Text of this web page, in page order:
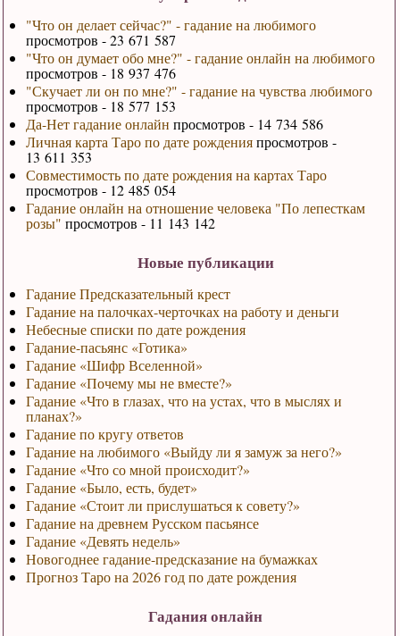
"Что он делает сейчас?" - гадание на любимого
просмотров - 23 671 587
"Что он думает обо мне?" - гадание онлайн на любимого
просмотров - 18 937 476
"Скучает ли он по мне?" - гадание на чувства любимого
просмотров - 18 577 153
Да-Нет гадание онлайн просмотров - 14 734 586
Личная карта Таро по дате рожденияпросмотров -
13 611 353
Совместимость по дате рождения на картах Таро
просмотров - 12 485 054
Гадание онлайн на отношение человека "По лепесткам
розы" просмотров - 11 143 142
Новые публикации
Гадание Предсказательный крест
Гадание на палочках-черточках на работу и деньги
Небесные списки по дате рождения
Гадание-пасьянс «Готика»
Гадание «Шифр Вселенной»
Гадание «Почему мы не вместе?»
Гадание «Что в глазах, что на устах, что в мыслях и
планах?»
Гадание по кругу ответов
Гадание на любимого «Выйду ли я замуж за него?»
Гадание «Что со мной происходит?»
Гадание «Было, есть, будет»
Гадание «Стоит ли прислушаться к совету?»
Гадание на древнем Русском пасьянсе
Гадание «Девять недель»
Новогоднее гадание-предсказание на бумажках
Прогноз Таро на 2026 год по дате рождения
Гадания онлайн